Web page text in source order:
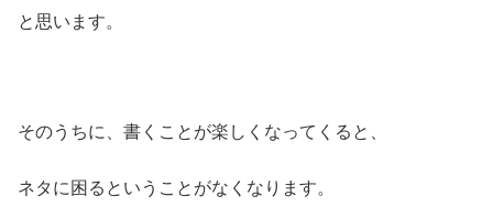
と思います。
そのうちに、書くことが楽しくなってくると、
ネタに困るということがなくなります。